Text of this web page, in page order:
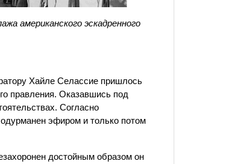
американского эскадренного
Хайле Селассие пришлось
правления. Оказавшись под
Согласно
эфиром и только потом
достойным образом он